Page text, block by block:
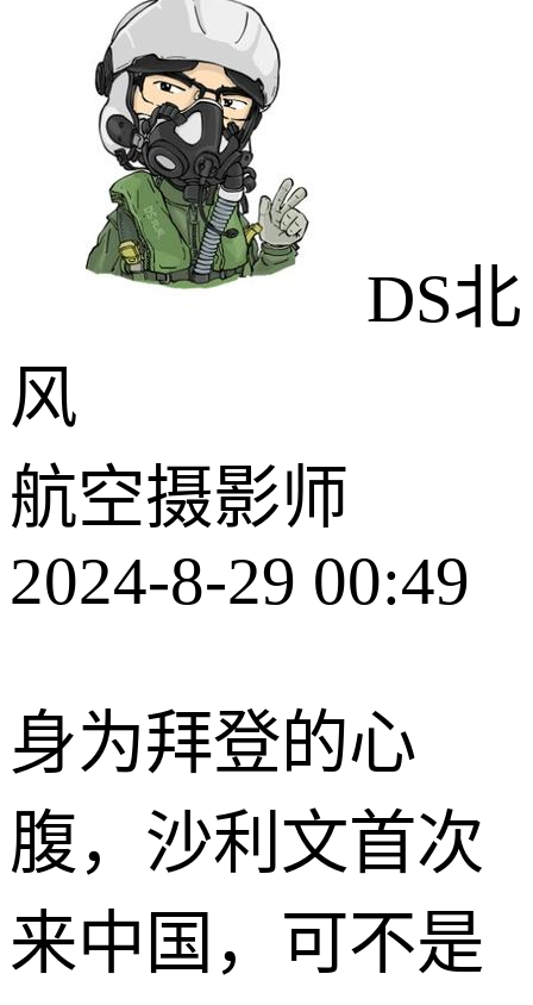
DS北
风
航空摄影师
2024-8-29 00:49
身为拜登的心
腹，沙利文首次
来中国，可不是